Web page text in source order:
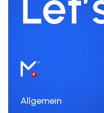
Allgemein